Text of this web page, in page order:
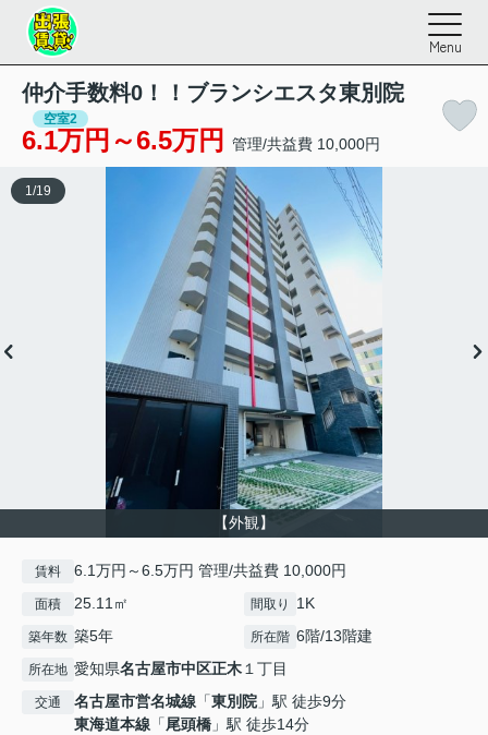
Menu
仲介手数料0！！ブランシエスタ東別院
空室2
6.1万円～6.5万円 管理/共益費 10,000円
【外観】
1 /19
賃料 6.1万円～6.5万円 管理/共益費 10,000円
面積 25.11㎡ 間取り 1K
築年数 築5年 所在階 6階/13階建
所在地 愛知県名古屋市中区正木 １丁目
交通 名古屋市営名城線 「東別院 」駅 徒歩9分
東海道本線 「尾頭橋 」駅 徒歩14分